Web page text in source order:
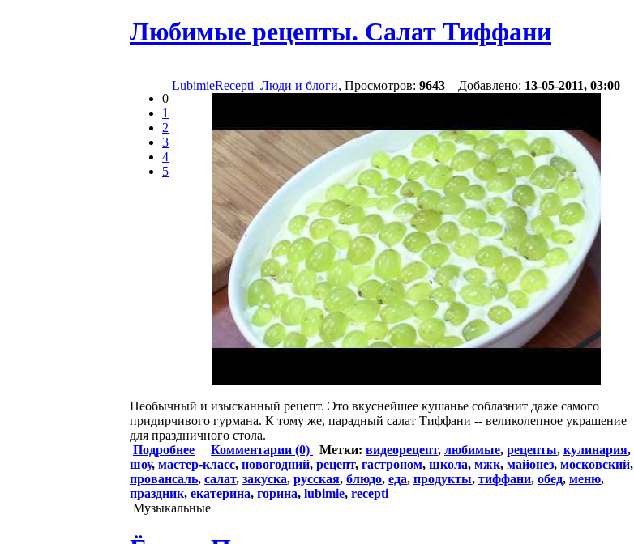
Любимые рецепты. Салат Тиффани
0
1
2
3
4
5
LubimieRecepti Люди и блоги, Просмотров: 9643 Добавлено: 13-05-2011, 03:00
Необычный и изысканный рецепт. Это вкуснейшее кушанье соблазнит даже самого
придирчивого гурмана. К тому же, парадный салат Тиффани -- великолепное украшение
для праздничного стола.
Подробнее
Комментарии (0) Метки: видеорецепт, любимые, рецепты, кулинария,
шоу, мастер-класс, новогодний, рецепт, гастроном, школа, мжк, майонез, московский,
провансаль, салат, закуска, русская, блюдо, еда, продукты, тиффани, обед, меню,
праздник, екатерина, горина, lubimie, recepti
Музыкальные